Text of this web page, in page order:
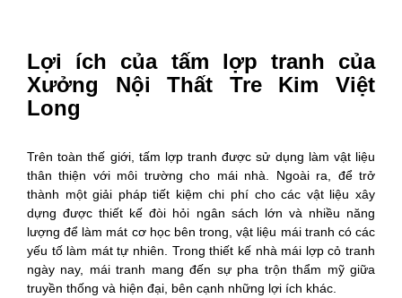
Lợi ích của tấm lợp tranh của
Xưởng Nội Thất Tre Kim Việt
Long
Trên toàn thế giới, tấm lợp tranh được sử dụng làm vật liệu
thân thiện với môi trường cho mái nhà. Ngoài ra, để trở
thành một giải pháp tiết kiệm chi phí cho các vật liệu xây
dựng được thiết kế đòi hỏi ngân sách lớn và nhiều năng
lượng để làm mát cơ học bên trong, vật liệu mái tranh có các
yếu tố làm mát tự nhiên. Trong thiết kế nhà mái lợp cỏ tranh
ngày nay, mái tranh mang đến sự pha trộn thẩm mỹ giữa
truyền thống và hiện đại, bên cạnh những lợi ích khác.